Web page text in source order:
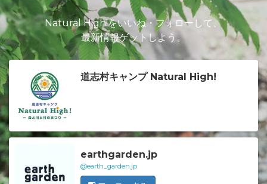
Natural High!をいいね・フォローして、
最新情報ゲットしよう。
道志村キャンプ Natural High!
earthgarden.jp
@earth_garden.jp